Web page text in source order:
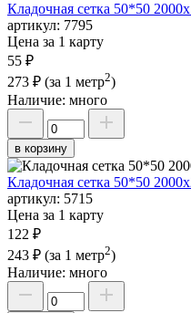
Кладочная сетка 50*50
артикул: 7795
Цена за 1 карту
55 ₽
273 ₽ (за 1 метр2)
Наличие: много
в корзину
Кладочная сетка 50*50
артикул: 5715
Цена за 1 карту
122 ₽
243 ₽ (за 1 метр2)
Наличие: много